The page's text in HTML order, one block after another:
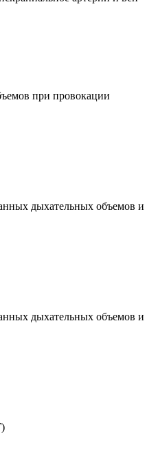
при провокации
дыхательных объемов и
дыхательных объемов и